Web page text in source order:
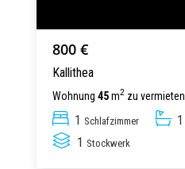
800 €
Kallithea
Wohnung 45m2 zu vermieten
1 Schlafzimmer 1
1 Stockwerk